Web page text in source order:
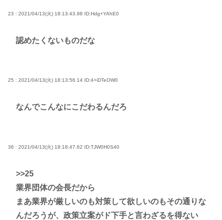
23 : 2021/04/13(火) 18:13:43.98 ID:Hdg+YAhE0
認めたくないものだな
25 : 2021/04/13(火) 18:13:56.14 ID:4+iDTeOW0
なんでこんなにこだわるんだろ
36 : 2021/04/13(火) 18:18:47.62 ID:TJW0H0S40
>>25
業界団体の会長だから
まあ業界が厳しいのも対策して欲しいのもその通りな
んだろうが、政策立案がド下手と言わざるを得ない